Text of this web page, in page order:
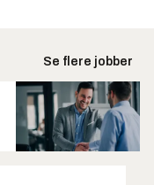
Se flere jobber